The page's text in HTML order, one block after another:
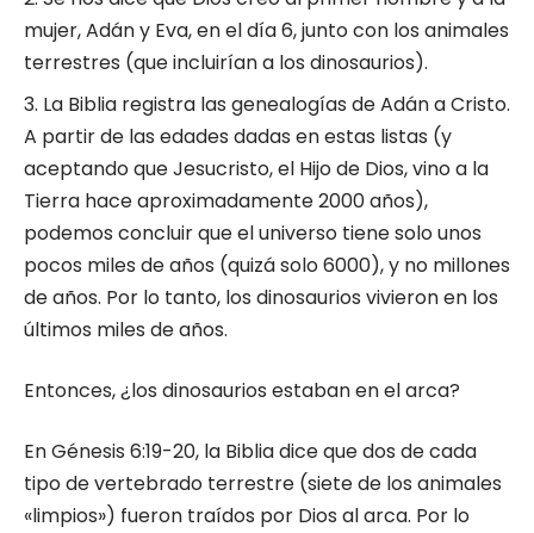
mujer, Adán y Eva, en el día 6, junto con los animales
terrestres (que incluirían a los dinosaurios).
La Biblia registra las genealogías de Adán a Cristo.
A partir de las edades dadas en estas listas (y
aceptando que Jesucristo, el Hijo de Dios, vino a la
Tierra hace aproximadamente 2000 años),
podemos concluir que el universo tiene solo unos
pocos miles de años (quizá solo 6000), y no millones
de años. Por lo tanto, los dinosaurios vivieron en los
últimos miles de años.
Entonces, ¿los dinosaurios estaban en el arca?
En Génesis 6:19-20, la Biblia dice que dos de cada
tipo de vertebrado terrestre (siete de los animales
«limpios») fueron traídos por Dios al arca. Por lo